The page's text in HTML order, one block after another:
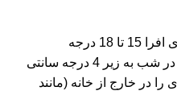
بهترین دما برای نگهداری بونسای افرا 15 تا 18 درجه
سانتی‌گراد است. اگر دمای هوا در شب به زیر 4 درجه سانتی
در خارج از خانه (مانند